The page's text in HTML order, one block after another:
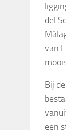
del
van
Bij
een